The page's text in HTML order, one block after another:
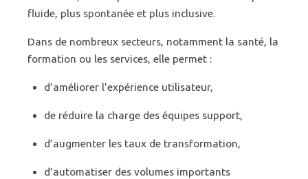
fluide, plus spontanée et plus inclusive.
Dans de nombreux secteurs, notamment la santé, la
formation ou les services, elle permet :
d’améliorer l’expérience utilisateur,
de réduire la charge des équipes support,
d’augmenter les taux de transformation,
d’automatiser des volumes importants